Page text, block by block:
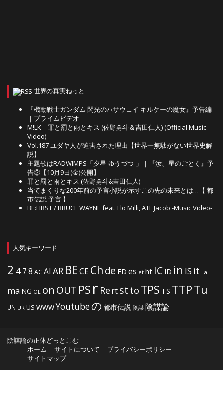
世界の真実ねっと
『機動戦士ガンダム 閃光のハサウェイ キルケーの魔女』予告編
｜プライムビデオ
M!LK – 罪と罰と雨とキス (佐野勇斗＆吉田仁人) (Official Music
Video)
Vol.187 ユダヤ人が迫害された理由【世界一無駄がない世界史解
説】
主題歌はRADWIMPS「夕星-ゆうづつ-」｜『汝、星のごとく』予
告②【10月9日(金)公開】
罪と罰と雨とキス (佐野勇斗&吉田仁人)
当てまくりな200年前の予言小説が示すこの先の未来とは…【 都
市伝説 予言 】
BE:FIRST / BRUCE WAYNE feat. Flo Milli, ATL Jacob -Music Video-
人気キーワード
2 478 ACAI AR BECE Chde ED es et ht IC ID in IS it La
ma NG OL on OUT PSr Re rtsttoTPS TS TTPTu
UN UR US wwwYoutubeの 都市伝説 陰謀 陰謀論
陰謀論の正体どっとこむ
ホーム
サイトについて
プライバシーポリシー
サイトマップ